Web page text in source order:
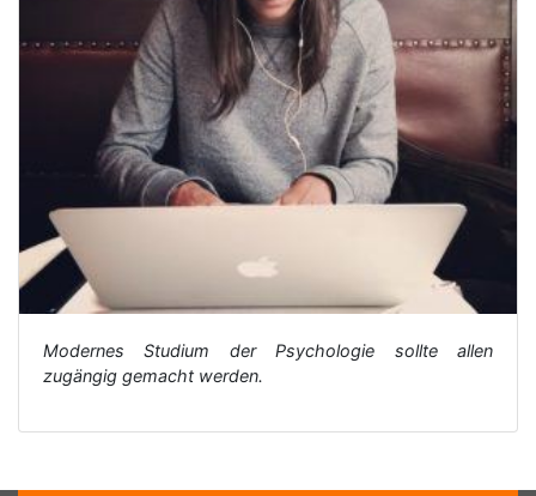
Modernes Studium der Psychologie sollte allen
zugängig gemacht werden.